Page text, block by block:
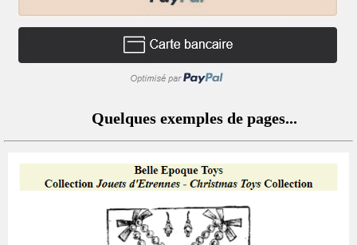
Quelques exemples de pages...